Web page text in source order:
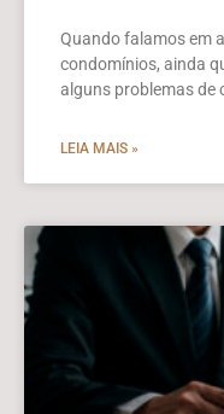
Quando falamos em
condomínios, ainda
alguns problemas de
LEIA MAIS »